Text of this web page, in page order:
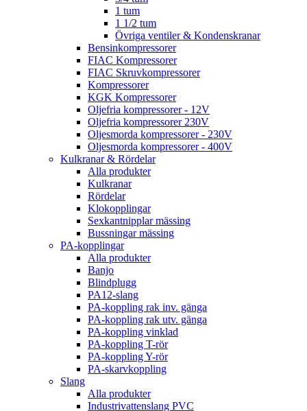
1 tum
1 1/2 tum
Övriga ventiler & Kondenskranar
Bensinkompressorer
FIAC Kompressorer
FIAC Skruvkompressorer
Kompressorer
KGK Kompressorer
Oljefria kompressorer - 12V
Oljefria kompressorer 230V
Oljesmorda kompressorer - 230V
Oljesmorda kompressorer - 400V
Kulkranar & Rördelar
Alla produkter
Kulkranar
Rördelar
Klokopplingar
Sexkantnipplar mässing
Bussningar mässing
PA-kopplingar
Alla produkter
Banjo
Blindplugg
PA12-slang
PA-koppling rak inv. gänga
PA-koppling rak utv. gänga
PA-koppling vinklad
PA-koppling T-rör
PA-koppling Y-rör
PA-skarvkoppling
Slang
Alla produkter
Industrivattenslang PVC